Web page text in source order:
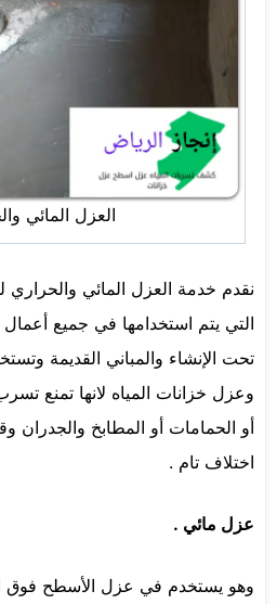
العزل المائي
نقدم خدمة العزل المائي والحراري
التي يتم استخدامها في جميع أعمال
تحت الإنشاء والمباني القديمة
وعزل خزانات المياه لانها تمنع
أو الحمامات أو المطابخ والجدران
اختلاف تام .
عزل مائي .
وهو يستخدم في عزل الأسطح فوق